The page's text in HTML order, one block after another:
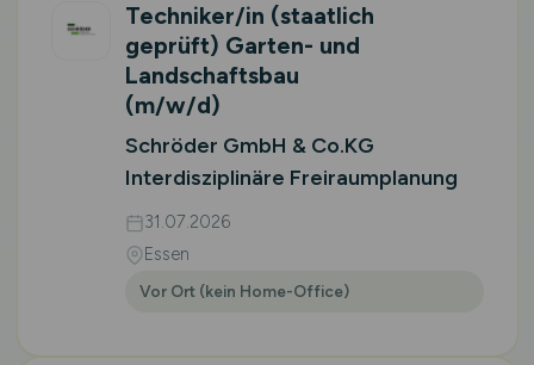
Techniker/in (staatlich
geprüft) Garten- und
Landschaftsbau
(m/w/d)
Schröder GmbH & Co.KG
Interdisziplinäre Freiraumplanung
31.07.2026
Essen
Vor Ort (kein Home-Office)